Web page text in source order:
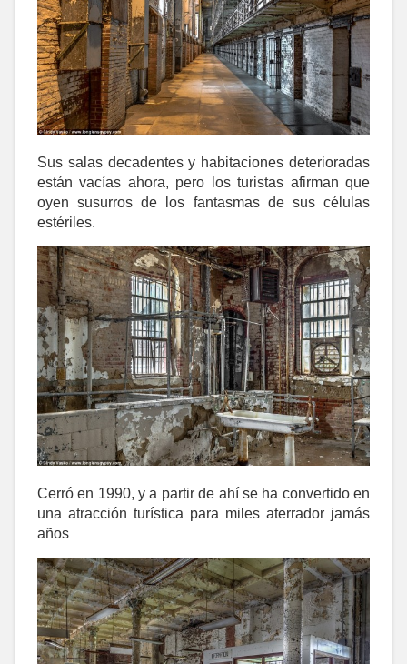
Sus salas decadentes y habitaciones deterioradas
están vacías ahora, pero los turistas afirman que
oyen susurros de los fantasmas de sus células
estériles.
Cerró en 1990, y a partir de ahí se ha convertido en
una atracción turística para miles aterrador jamás
años